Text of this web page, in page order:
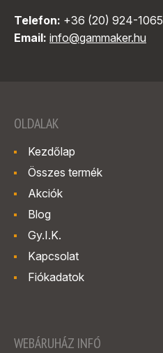
Telefon: +36 (20) 924-1065
Email: info@gammaker.hu
OLDALAK
Kezdőlap
Összes termék
Akciók
Blog
Gy.I.K.
Kapcsolat
Fiókadatok
WEBÁRUHÁZ INFÓ